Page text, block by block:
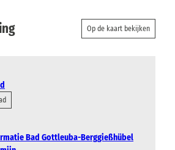
Op de kaart bekijken
Bad Gottleuba-Berggießhübel